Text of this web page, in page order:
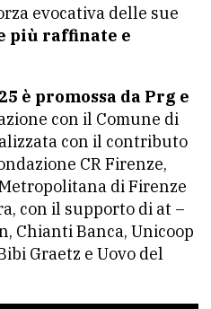
evocativa delle sue
più raffinate e
è promossa da Prg e
con il Comune di
con il contributo
CR Firenze,
di Firenze
con il supporto di at –
Chianti Banca, Unicoop
Graetz e Uovo del